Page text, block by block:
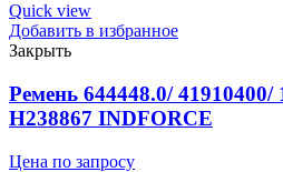
quantity
Quick view
Добавить в избранное
Закрыть
Ремень 644448.0/ 41910400/
H238867 INDFORCE
Цена по запросу